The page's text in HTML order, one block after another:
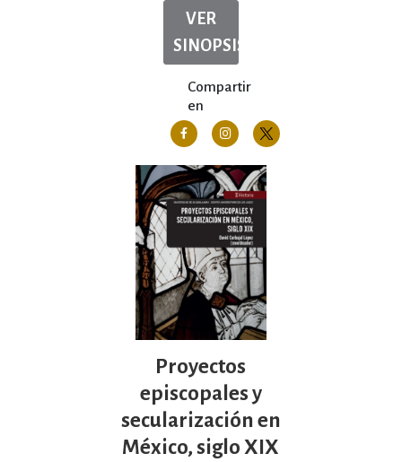
VER
SINOPSIS
Compartir
en
Proyectos
episcopales y
secularización en
México, siglo XIX